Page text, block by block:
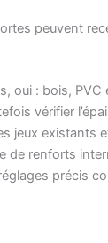
peuvent
oui : bois,
vérifier
jeux existants
de renforts
précis